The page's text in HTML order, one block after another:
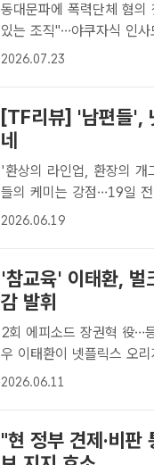
동대문파에 폭력단체 혐
있는 조직"…야쿠자식 인사도 동대문파 조직원들이 가슴에 조직 이름
문'을 한자로 문신한 모습.
2026.07.23
[TF리뷰] '남편들',
네
'환상의 라인업, 환장의
들의 케미는 강점…19일 전 세계 공개 넷플릭스 새
19일 오후 5시 전 세계에
2026.06.19
'참교육' 이태환, 벌
감 발휘
2회 에피소드 장권혁 役…
우 이태환이 넷플릭스 오
지며 눈길을 끌었다. /넷플
2026.06.11
"현 정부 견제·비